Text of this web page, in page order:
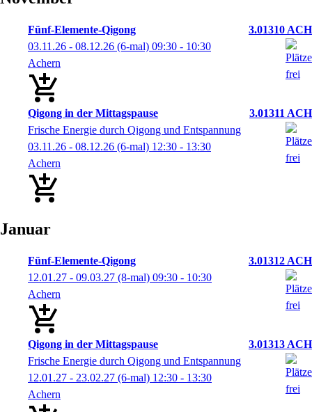
Fünf-Elemente-Qigong
3.01310 ACH
03.11.26 - 08.12.26 (6-mal) 09:30 - 10:30
Achern
Qigong in der Mittagspause
3.01311 ACH
Frische Energie durch Qigong und Entspannung
03.11.26 - 08.12.26 (6-mal) 12:30 - 13:30
Achern
Januar
Fünf-Elemente-Qigong
3.01312 ACH
12.01.27 - 09.03.27 (8-mal) 09:30 - 10:30
Achern
Qigong in der Mittagspause
3.01313 ACH
Frische Energie durch Qigong und Entspannung
12.01.27 - 23.02.27 (6-mal) 12:30 - 13:30
Achern